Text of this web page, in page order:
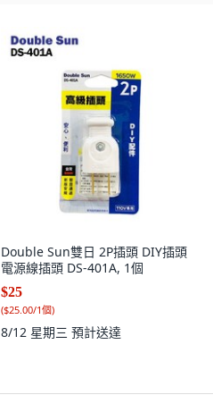
Double Sun雙日 2P插頭 DIY插頭
電源線插頭 DS-401A, 1個
$25
($25.00/1個)
8/12 星期三 預計送達